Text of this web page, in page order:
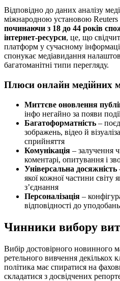
Відповідно до даних аналізу
міжнародною установою Reuters
починаючи з 18 до 44 років
інтернет-ресурси, це, що
платформ у сучасному
спонукає медіавидання
багатоманітні типи перегляду.
Плюси онлайн медійних
Миттєве оновлення
інфо негайно за появи
Багатоформатність –
зображень, відео й
сприйняття
Комунікація – залучення
коментарі, опитування і
Універсальна досяжність
якої кожної частини світу
з’єднання
Персоналізація –
відповідності до
Чинники вибору
Вибір достовірного новинного
ретельного вивчення декількох
політика має спиратися на
складатися з досвідчених